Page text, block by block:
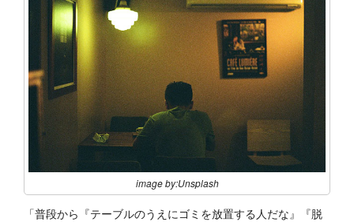
image by:Unsplash
「普段から『テーブルのうえにゴミを放置する人だな』『脱